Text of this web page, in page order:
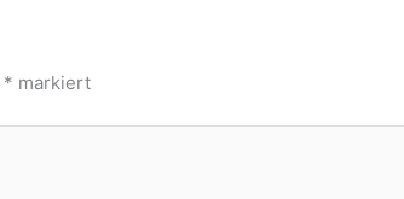
* markiert